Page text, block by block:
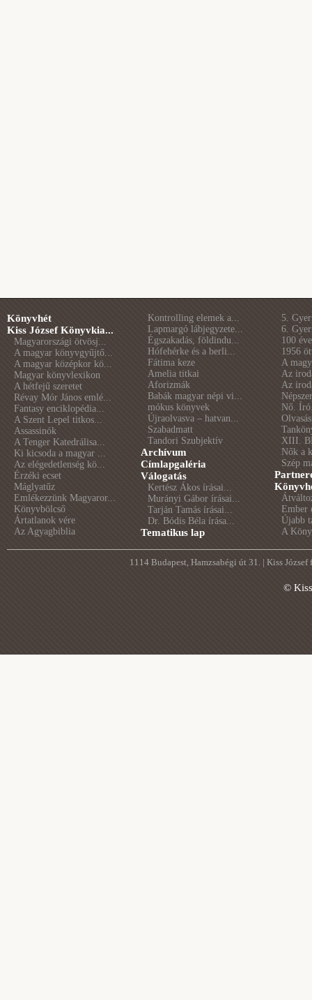
Könyvhét
Kiss József Könyvkia...
Magyarországi ötvösj...
A magyar könyvgyűjtő...
A magyar középkor kö...
Magyar könyvlexikon
A hétfejű szeretet
Révay Mór János emlé...
Fantasy enciklopédia...
A Szent Lepel titkos...
Assassinók
A Tenger Katedrálisa...
Ki kicsoda a magyar ...
Az elégedetlenség kö...
Érzéki ecset
Máglyatűz
Emlékezzünk Magyaror...
Könyvbölcső
Ártatlanok vére
Az Agyagbiblia
Kontrolling elemek a...
Lapmargó lábjegyzete...
Égszakadás, földindu...
Hófehérke és a berli...
Fátima keze
Amelia titkai
Aforizmák
Babák magyar népi vi...
mókus könyvek
Újraolvasva – hatvan...
Szabadmatt
Tandori Szubjektív
Archívum
Címlapgaléria
Válogatás
Kertész Ákos írásai...
Murányi Gábor írásai...
Tarján Tamás írásai...
Dr. Bódis Béla írása...
Tematikus lap
5.
6.
100
1956
A
Az
Az
Nő.
XIII.
Nők a
Szép
Ember
Újabb
A
1114 Budapest, Hamzsabégi út 31. | Kiss
©